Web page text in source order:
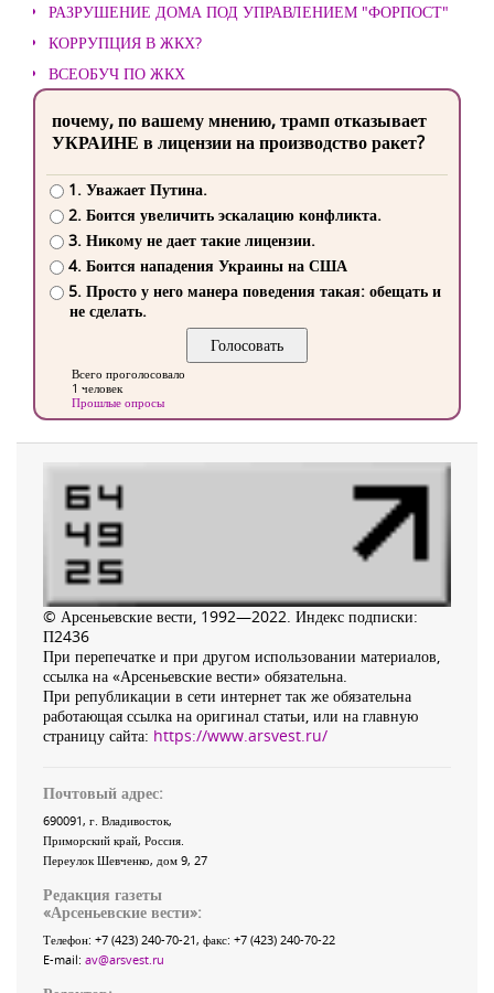
РАЗРУШЕНИЕ ДОМА ПОД УПРАВЛЕНИЕМ "ФОРПОСТ"
КОРРУПЦИЯ В ЖКХ?
ВСЕОБУЧ ПО ЖКХ
почему, по вашему мнению, трамп отказывает
УКРАИНЕ в лицензии на производство ракет?
1. Уважает Путина.
2. Боится увеличить эскалацию конфликта.
3. Никому не дает такие лицензии.
4. Боится нападения Украины на США
5. Просто у него манера поведения такая: обещать и
не сделать.
Всего проголосовало
1 человек
Прошлые опросы
© Арсеньевские вести, 1992—2022. Индекс подписки:
П2436
При перепечатке и при другом использовании материалов,
ссылка на «Арсеньевские вести» обязательна.
При републикации в сети интернет так же обязательна
работающая ссылка на оригинал статьи, или на главную
страницу сайта: https://www.arsvest.ru/
Почтовый адрес:
690091, г. Владивосток,
Приморский край, Россия
Переулок Шевченко, дом 9, 27
Редакция газеты
«Арсеньевские вести»:
Телефон: +7 (423) 240-70-21, факс: +7 (423) 240-70-22
E-mail: av@arsvest.ru